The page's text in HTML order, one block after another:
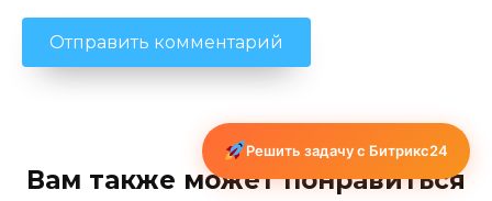
Вам также может понравиться
Решить задачу с Битрикс24